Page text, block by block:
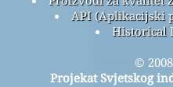
API (Aplikacijski
Historical
©
Projekat Svjetskog